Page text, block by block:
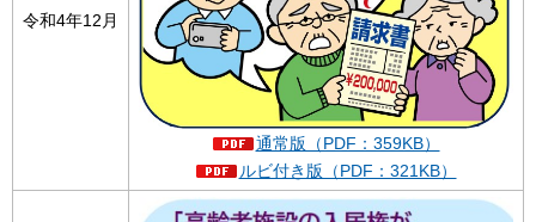
令和4年12月
通常版（PDF：359KB）
ルビ付き版（PDF：321KB）